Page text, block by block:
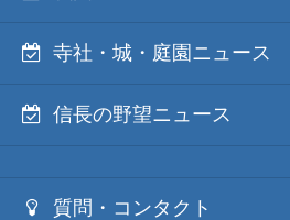
寺社・城・庭園ニュース
信長の野望ニュース
質問・コンタクト